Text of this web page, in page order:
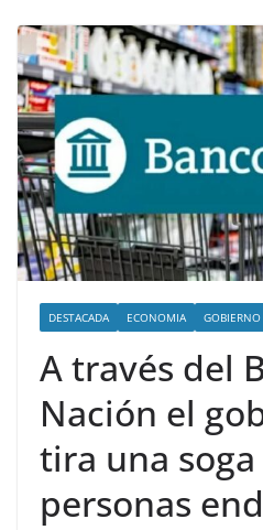
DESTACADA ECONOMIA
A través del
Nación el
tira una soga
personas